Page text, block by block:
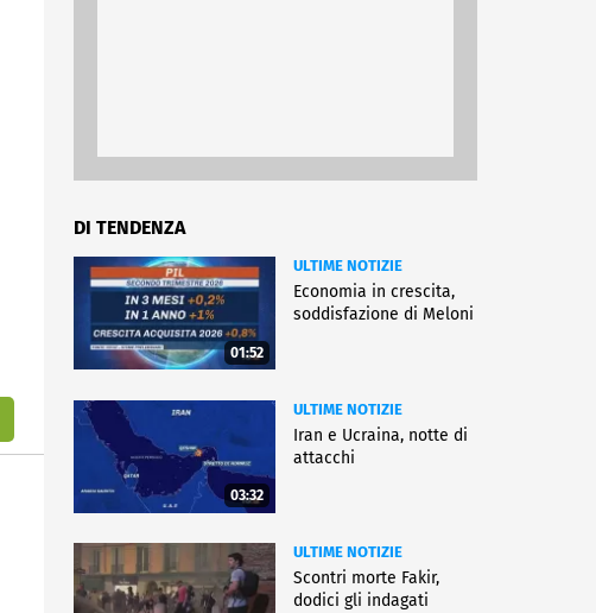
DI TENDENZA
01:52
ULTIME NOTIZIE
Economia in crescita,
soddisfazione di Meloni
03:32
ULTIME NOTIZIE
Iran e Ucraina, notte di
attacchi
ULTIME NOTIZIE
Scontri morte Fakir,
dodici gli indagati